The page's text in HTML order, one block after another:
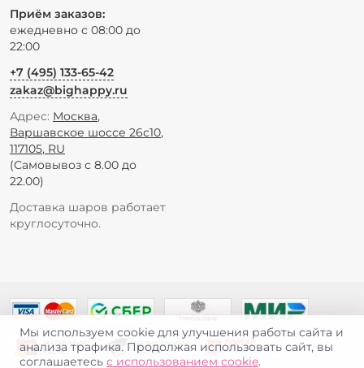
Приём заказов:
ежедневно с 08:00 до
22:00
+7 (495) 133-65-42
zakaz@bighappy.ru
Адрес: Москва,
Варшавское шоссе 26с10,
117105, RU
(Самовывоз с 8.00 до
22.00)
Доставка шаров работает
круглосуточно.
Мы используем cookie для улучшения работы сайта и
анализа трафика. Продолжая использовать сайт, вы
соглашаетесь с использованием cookie.